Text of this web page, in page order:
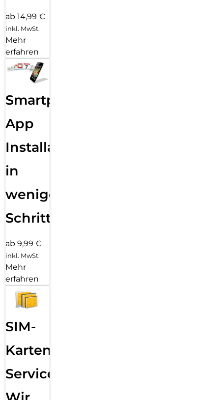
ab 14,99 €
inkl. MwSt.
Mehr
erfahren
Smartphone
App
Installation
in
wenigen
Schritten
ab 9,99 €
inkl. MwSt.
Mehr
erfahren
SIM-
Karten
Service: